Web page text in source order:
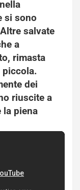
si sono
salvate
a
rimasta
piccola.
dei
riuscite a
la piena